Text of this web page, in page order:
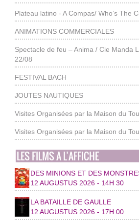
Plateau latino - A Compas/ Who’s The
ANIMATIONS COMMERCIALES
Spectacle de feu – Anima / Cie Manda
22/08
FESTIVAL BACH
JOUTES NAUTIQUES
Visites Organisées par la Maison du
Visites Organisées par la Maison du
LES FILMS A L’AFFICHE
DES MINIONS ET DES
12 AUGUSTUS 2026 - 14H 30
LA BATAILLE DE GAULLE
12 AUGUSTUS 2026 - 17H 00